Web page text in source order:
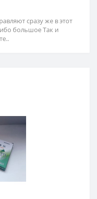
сразу же в этот
большое Так и